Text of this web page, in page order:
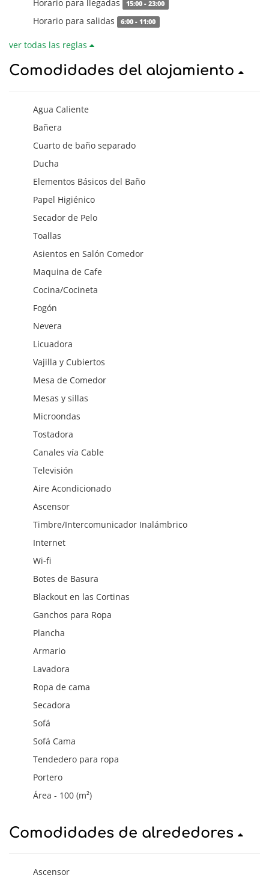
Horario para llegadas 15:00 - 23:00
Horario para salidas 6:00 - 11:00
ver todas las reglas
Comodidades del alojamiento
Agua Caliente
Bañera
Cuarto de baño separado
Ducha
Elementos Básicos del Baño
Papel Higiénico
Secador de Pelo
Toallas
Asientos en Salón Comedor
Maquina de Cafe
Cocina/Cocineta
Fogón
Nevera
Licuadora
Vajilla y Cubiertos
Mesa de Comedor
Mesas y sillas
Microondas
Tostadora
Canales vía Cable
Televisión
Aire Acondicionado
Ascensor
Timbre/Intercomunicador Inalámbrico
Internet
Wi-fi
Botes de Basura
Blackout en las Cortinas
Ganchos para Ropa
Plancha
Armario
Lavadora
Ropa de cama
Secadora
Sofá
Sofá Cama
Tendedero para ropa
Portero
Área - 100 (m²)
Comodidades de alrededores
Ascensor